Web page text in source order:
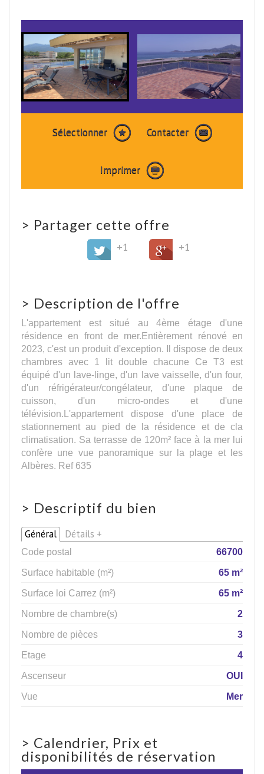
Sélectionner Contacter
Imprimer
> Partager cette offre
+1 +1
> Description de l'offre
L'appartement est situé au 4ème étage d'une
résidence en front de mer.Entièrement rénové en
2023, c'est un produit d'exception. Il dispose de deux
chambres avec 1 lit double chacune Ce T3 est
équipé d'un lave-linge, d'un lave vaisselle, d'un four,
d'un réfrigérateur/congélateur, d'une plaque de
cuisson, d'un micro-ondes et d'une
télévision.L'appartement dispose d'une place de
stationnement au pied de la résidence et de cla
climatisation. Sa terrasse de 120m² face à la mer lui
confère une vue panoramique sur la plage et les
Albères. Ref 635
> Descriptif du bien
Général Détails +
Code postal
66700
Surface habitable (m²)
65 m²
Surface loi Carrez (m²)
65 m²
Nombre de chambre(s)
2
Nombre de pièces
3
Etage
4
Ascenseur
OUI
Vue
Mer
> Calendrier, Prix et
disponibilités de réservation